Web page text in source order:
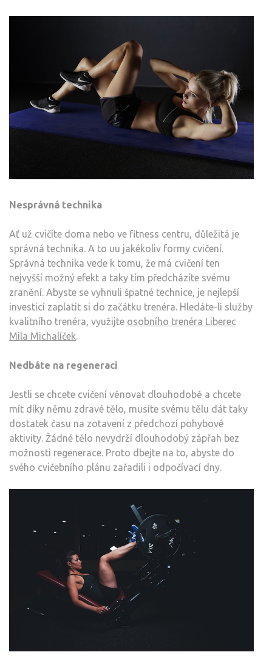
Nesprávná technika
Ať už cvičíte doma nebo ve fitness centru, důležitá je
správná technika. A to uu jakékoliv formy cvičení.
Správná technika vede k tomu, že má cvičení ten
nejvyšší možný efekt a taky tím předcházíte svému
zranění. Abyste se vyhnuli špatné technice, je nejlepší
investicí zaplatit si do začátku trenéra. Hledáte-li služby
kvalitního trenéra, využijte osobního trenéra Liberec
Mila Michalíček.
Nedbáte na regeneraci
Jestli se chcete cvičení věnovat dlouhodobě a chcete
mít díky němu zdravé tělo, musíte svému tělu dát taky
dostatek času na zotavení z předchozí pohybové
aktivity. Žádné tělo nevydrží dlouhodobý zápřah bez
možnosti regenerace. Proto dbejte na to, abyste do
svého cvičebního plánu zařadili i odpočívací dny.